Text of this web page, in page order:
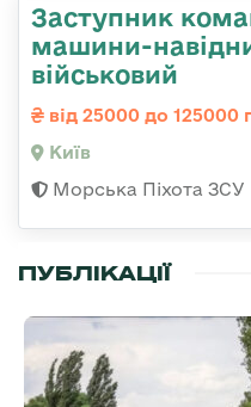
Заступник
машини-
військовий
від 25000 до 125000
Київ
Морська Піхота ЗСУ
ПУБЛІКАЦІЇ